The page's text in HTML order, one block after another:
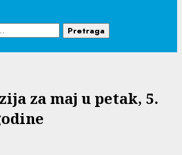
za maj u petak, 5.